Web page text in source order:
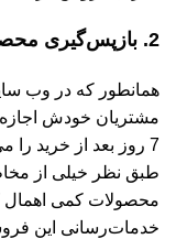
2. بازپس‌گیری محصول
همانطور که در وب
مشتریان خودش
7 روز بعد از خرید را
طبق نظر خیلی از
محصولات کمی اهمال
خدمات‌رسانی این